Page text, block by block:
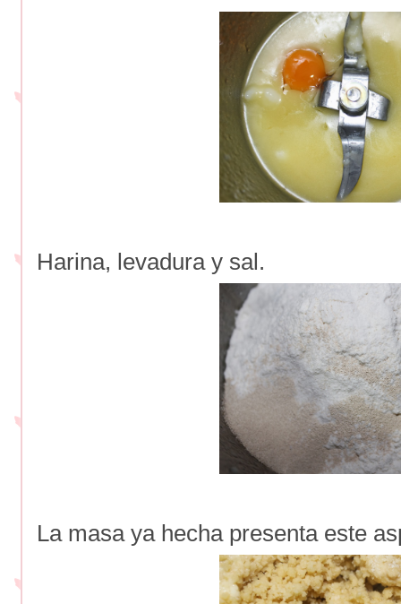
Harina, levadura y sal.
La masa ya hecha presenta este